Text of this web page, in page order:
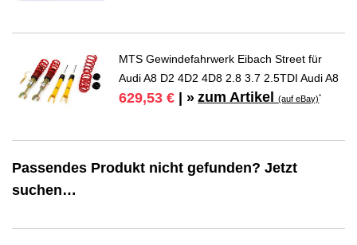
MTS Gewindefahrwerk Eibach Street für
Audi A8 D2 4D2 4D8 2.8 3.7 2.5TDI Audi A8
629,53 € | » zum Artikel(auf eBay)*
Passendes Produkt nicht gefunden? Jetzt
suchen…